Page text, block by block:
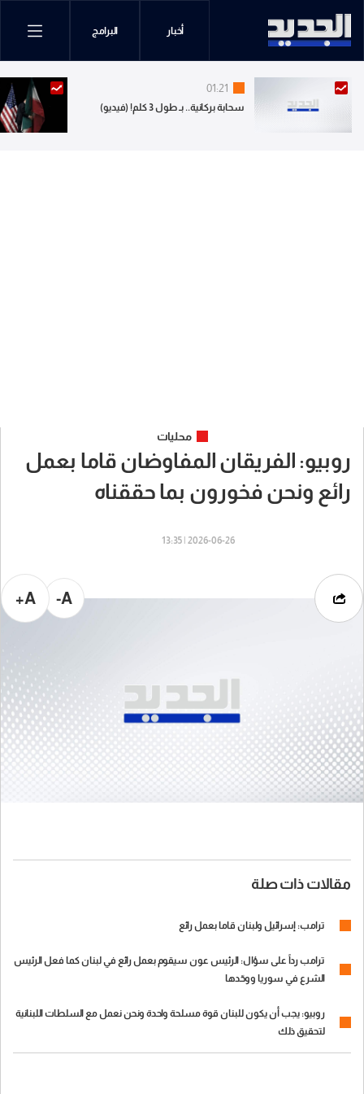
أخبار البرامج
01:21
سحابة بركانية.. بـ طول 3 كلم! (فيديو)
محليات
روبيو: الفريقان المفاوضان قاما بعمل
رائع ونحن فخورون بما حققناه
2026-06-26 | 13:35
A-
A+
مقالات ذات صلة
ترامب: إسرائيل ولبنان قاما بعمل رائع
ترامب رداً على سؤال: الرئيس عون سيقوم بعمل رائع في لبنان كما فعل الرئيس
الشرع في سوريا ووحّدها
روبيو: يجب أن يكون للبنان قوة مسلحة واحدة ونحن نعمل مع السلطات اللبنانية
لتحقيق ذلك